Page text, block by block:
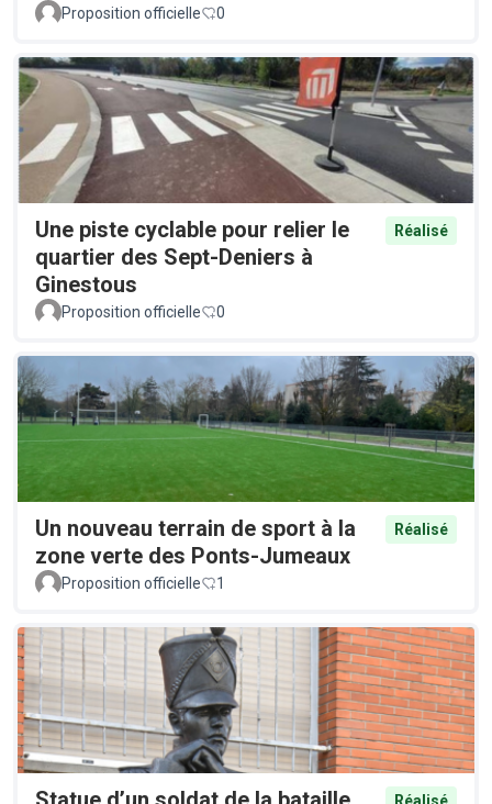
Proposition officielle 0
Une piste cyclable pour relier le
quartier des Sept-Deniers à
Ginestous
Réalisé
Proposition officielle 0
Un nouveau terrain de sport à la
zone verte des Ponts-Jumeaux
Réalisé
Proposition officielle 1